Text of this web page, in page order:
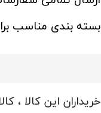
بسته بندی مناسب
خریداران این کالا ،